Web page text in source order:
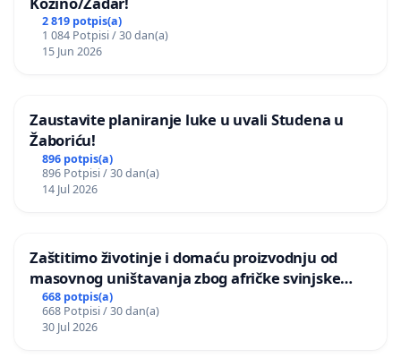
2 819 potpis(a)
1 084 Potpisi / 30 dan(a)
15 Jun 2026
Zaustavite planiranje luke u uvali Studena u
Žaboriću!
896 potpis(a)
896 Potpisi / 30 dan(a)
14 Jul 2026
Zaštitimo životinje i domaću proizvodnju od
masovnog uništavanja zbog afričke svinjske
kuge
668 potpis(a)
668 Potpisi / 30 dan(a)
30 Jul 2026